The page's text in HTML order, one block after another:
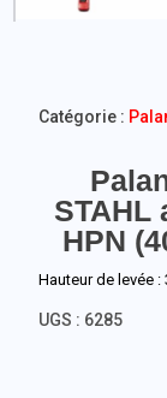
STAHL
HPN
Hauteur de levée :
UGS : 6285
Catégorie :